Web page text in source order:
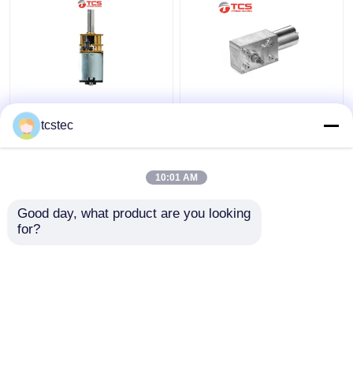
C.C 12V - 24V Mini
Model du moteur 0.07A
de vitesse de Toy
C.C à vitesse réduite
6V 12V 24V de moteur
vis sans fin a embrayé
tcstec
10:01 AM
Good day, what product are you looking
for?